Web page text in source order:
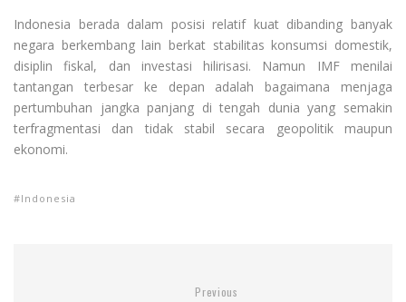
Indonesia berada dalam posisi relatif kuat dibanding banyak
negara berkembang lain berkat stabilitas konsumsi domestik,
disiplin fiskal, dan investasi hilirisasi. Namun IMF menilai
tantangan terbesar ke depan adalah bagaimana menjaga
pertumbuhan jangka panjang di tengah dunia yang semakin
terfragmentasi dan tidak stabil secara geopolitik maupun
ekonomi.
Indonesia
Previous